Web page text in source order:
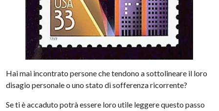
Hai mai incontrato persone che tendono a sottolineare il loro
disagio personale o uno stato di sofferenza ricorrente?
Se ti è accaduto potrà essere loro utile leggere questo passo